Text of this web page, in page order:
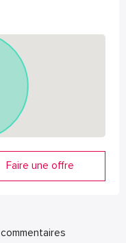
Faire une offre
commentaires